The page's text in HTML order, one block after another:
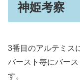
神姫考察
3番目のアルテミス
バースト毎にバー
す。